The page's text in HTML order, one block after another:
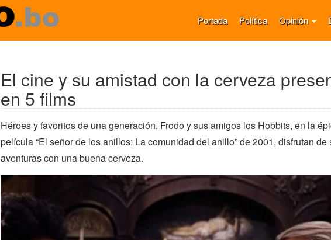
Portada Política Opinión
El cine y su amistad con la cerveza
en 5 films
Héroes y favoritos de una generación, Frodo y sus amigos los Hobbits, en la
película “El señor de los anillos: La comunidad del anillo” de 2001, disfrutan de
aventuras con una buena cerveza.